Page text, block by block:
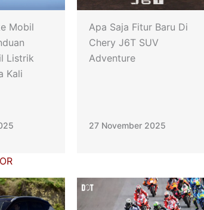
Mobil
Listrik
Kali
Apa Saja Fitur Baru Di
Chery J6T SUV
Adventure
27 November 2025